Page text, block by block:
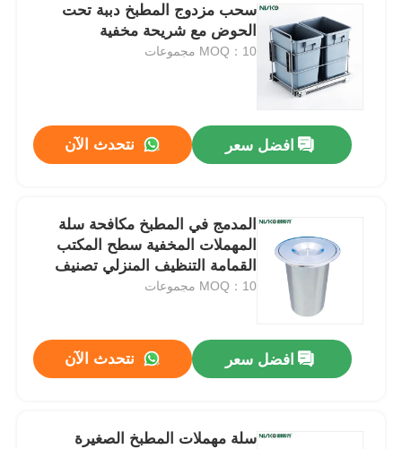
سحب مزدوج المطبخ دببة تحت
الحوض مع شريحة مخفية
MOQ：10 مجموعات
افضل سعر نتحدث الآن
المدمج في المطبخ مكافحة سلة
المهملات المخفية سطح المكتب
القمامة التنظيف المنزلي تصنيف
MOQ：10 مجموعات
افضل سعر نتحدث الآن
سلة مهملات المطبخ الصغيرة